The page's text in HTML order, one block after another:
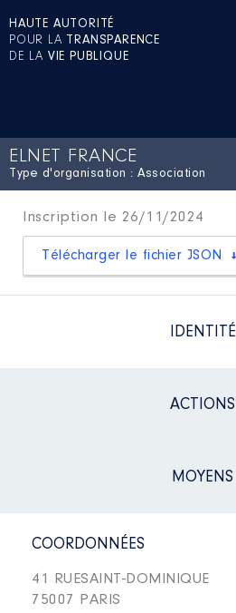
HAUTE AUTORITÉ
POUR LA TRANSPARENCE
DE LA VIE PUBLIQUE
ELNET FRANCE
Type d'organisation : Association
Inscription le 26/11/2024
Télécharger le fichier JSON
IDENTITÉ
ACTIONS
MOYENS
COORDONNÉES
41 RUESAINT-DOMINIQUE
75007 PARIS